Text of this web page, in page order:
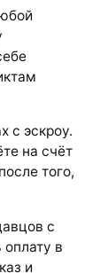
с эскроу.
на счёт
того,
с
в
и